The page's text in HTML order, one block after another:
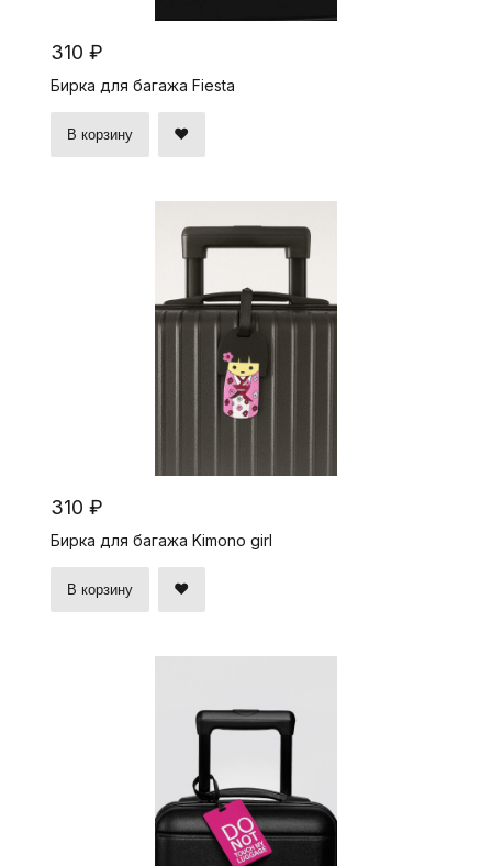
310 ₽
Бирка для багажа Fiesta
В корзину
310 ₽
Бирка для багажа Kimono girl
В корзину